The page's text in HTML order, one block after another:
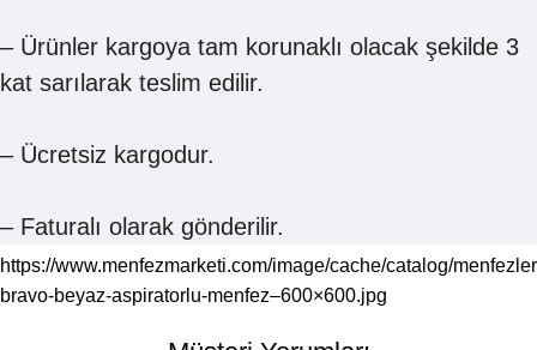
– Ürünler kargoya tam korunaklı olacak şekilde 3
kat sarılarak teslim edilir.
– Ücretsiz kargodur.
– Faturalı olarak gönderilir.
https://www.menfezmarketi.com/image/cache/catalog/
bravo-beyaz-aspiratorlu-menfez–600×600.jpg